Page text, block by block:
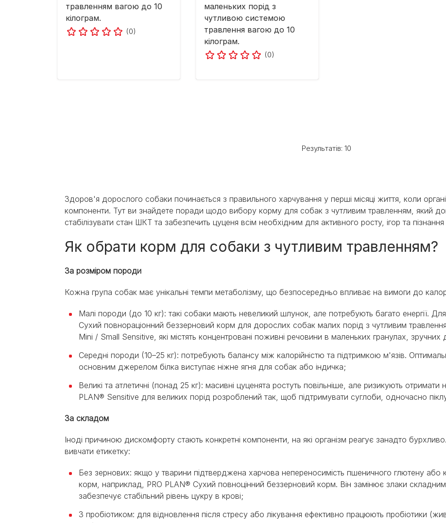
травленням вагою до 10
кілограм.
(0)
маленьких порід з
чутливою системою
травлення вагою до 10
кілограм.
(0)
Результатів: 10
Здоров'я дорослого собаки починається з правильного харчування у перші місяці життя, коли
компоненти. Тут ви знайдете поради щодо вибору корму для собак з чутливим травленням, який
стабілізувати стан ШКТ та забезпечить цуценя всім необхідним для активного росту, ігор та пізнання
Як обрати корм для собаки з чутливим травленням?
За розміром породи
Кожна група собак має унікальні темпи метаболізму, що безпосередньо впливає на вимоги до
Малі породи (до 10 кг): такі собаки мають невеликий шлунок, але потребують багато енергії.
Сухий повнораціонний беззерновий корм для дорослих собак малих порід з чутливим
Mini / Small Sensitive, які містять концентровані поживні речовини в маленьких гранулах, зручних
Середні породи (10–25 кг): потребують балансу між калорійністю та підтримкою м'язів.
основним джерелом білка виступає ніжне ягня для собак або індичка;
Великі та атлетичні (понад 25 кг): масивні цуценята ростуть повільніше, але ризикують отримати
PLAN® Sensitive для великих порід розроблений так, щоб підтримувати суглоби, одночасно
За складом
Іноді причиною дискомфорту стають конкретні компоненти, на які організм реагує занадто
вивчати етикетку:
Без зернових: якщо у тварини підтверджена харчова непереносимість пшеничного глютену
корм, наприклад, PRO PLAN® Сухий повноцінний беззерновий корм. Він замінює злаки
забезпечує стабільний рівень цукру в крові;
З пробіотиком: для відновлення після стресу або лікування ефективно працюють пробіотики